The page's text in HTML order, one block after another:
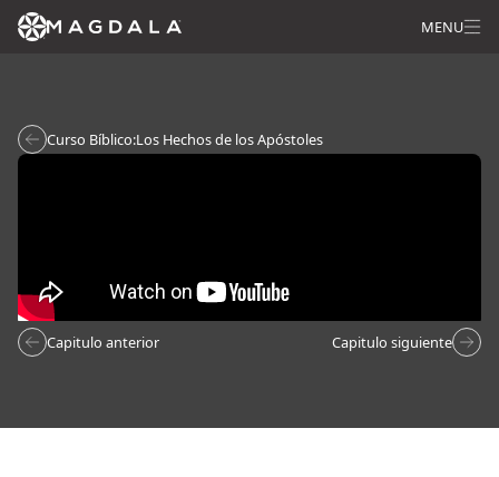
MENU
Curso Bíblico:Los Hechos de los Apóstoles
Capitulo anterior Capitulo siguiente